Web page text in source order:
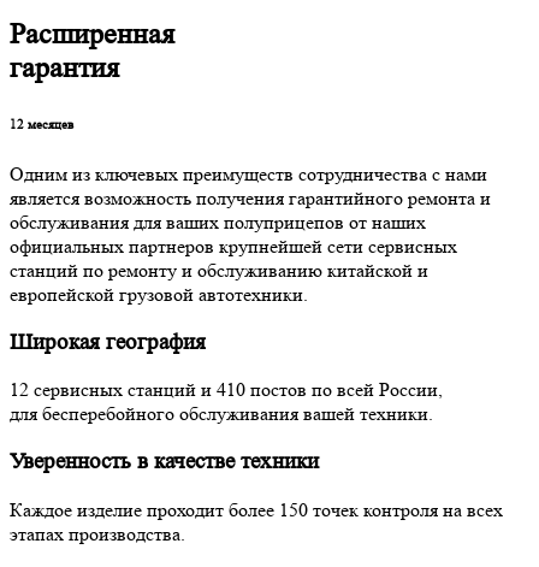
Расширенная
гарантия
12 месяцев
Одним из ключевых преимуществ сотрудничества с нами
является возможность получения гарантийного ремонта и
обслуживания для ваших полуприцепов от наших
официальных партнеров крупнейшей сети сервисных
станций по ремонту и обслуживанию китайской и
европейской грузовой автотехники.
Широкая география
12 сервисных станций и 410 постов по всей России,
для бесперебойного обслуживания вашей техники.
Уверенность в качестве техники
Каждое изделие проходит более 150 точек контроля на всех
этапах производства.